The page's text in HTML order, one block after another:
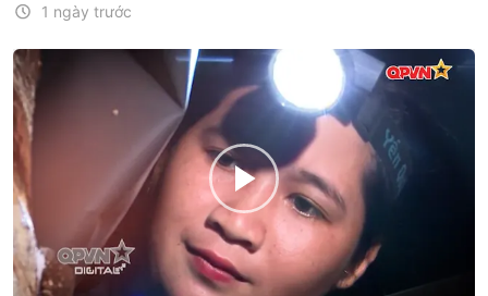
1 ngày trước